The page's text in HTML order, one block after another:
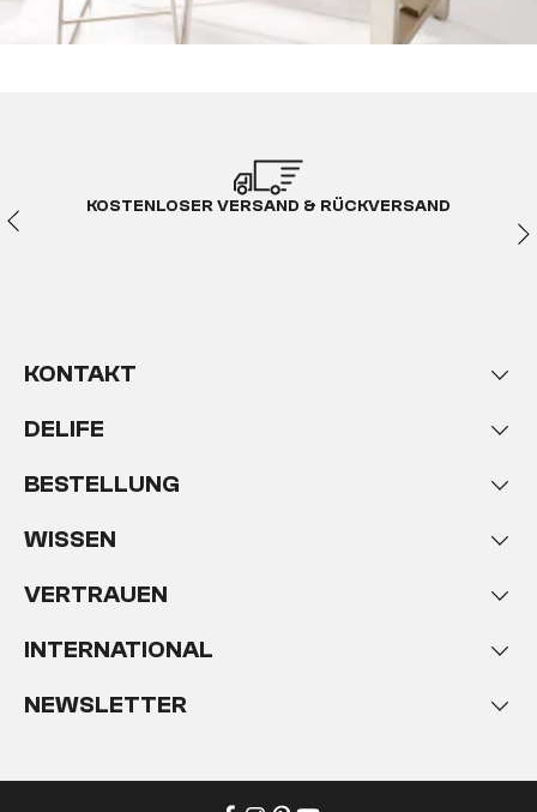
KOSTENLOSER VERSAND & RÜCKVERSAND
KONTAKT
DELIFE
BESTELLUNG
WISSEN
VERTRAUEN
INTERNATIONAL
NEWSLETTER